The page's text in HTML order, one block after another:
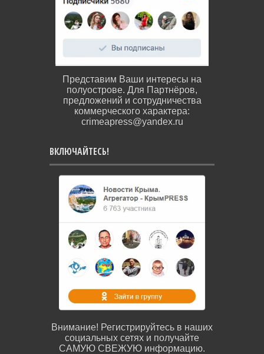
Представим Ваши интересы на
полуострове. Для Партнёров,
предложений и сотрудничества
коммерческого характера:
crimeapress@yandex.ru
ВКЛЮЧАЙТЕСЬ!
Внимание! Регистрируйтесь в наших
социальных сетях и получайте
САМУЮ СВЕЖУЮ информацию.